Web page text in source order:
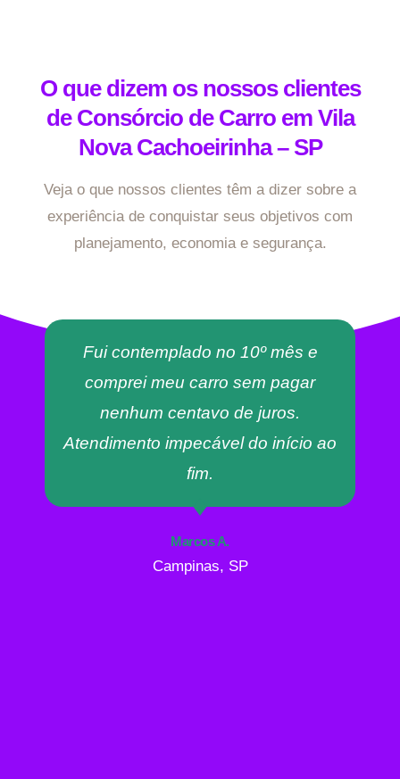
O que dizem os nossos clientes
de Consórcio de Carro em Vila
Nova Cachoeirinha – SP
Veja o que nossos clientes têm a dizer sobre a
experiência de conquistar seus objetivos com
planejamento, economia e segurança.
Fui contemplado no 10º mês e
comprei meu carro sem pagar
nenhum centavo de juros.
Atendimento impecável do início ao
fim.
Marcos A.
Campinas, SP